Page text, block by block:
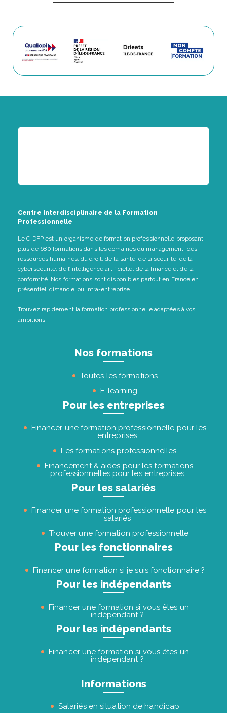
Centre Interdisciplinaire de la Formation
Professionnelle
Le CIDFP est un organisme de formation professionnelle proposant
plus de 680 formations dans les domaines du management, des
ressources humaines, du droit, de la santé, de la sécurité, de la
cybersécurité, de l’intelligence artificielle, de la finance et de la
conformité. Nos formations sont disponibles partout en France en
présentiel, distanciel ou intra-entreprise.
Trouvez rapidement la formation professionnelle adaptées à vos
ambitions.
Nos formations
Toutes les formations
E-learning
Pour les entreprises
Financer une formation professionnelle pour les
entreprises
Les formations professionnelles
Financement & aides pour les formations
professionnelles pour les entreprises
Pour les salariés
Financer une formation professionnelle pour les
salariés
Trouver une formation professionnelle
Pour les fonctionnaires
Financer une formation si je suis fonctionnaire ?
Pour les indépendants
Financer une formation si vous êtes un
indépendant ?
Pour les indépendants
Financer une formation si vous êtes un
indépendant ?
Informations
Salariés en situation de handicap